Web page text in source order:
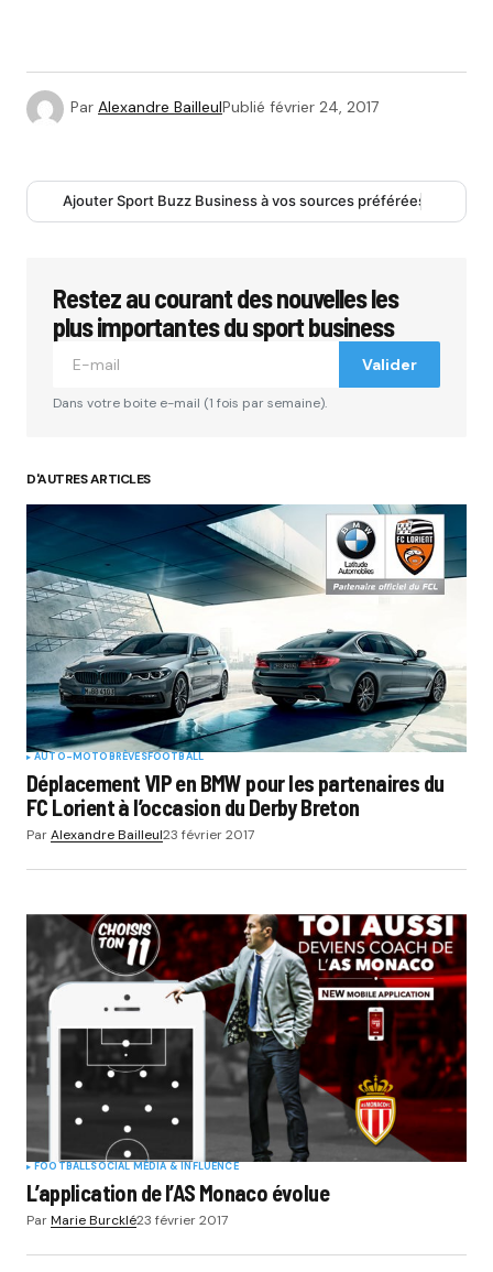
Par Alexandre BailleulPublié février 24, 2017
Ajouter Sport Buzz Business à vos sources préférées
Restez au courant des nouvelles les
plus importantes du sport business
Valider
Dans votre boite e-mail (1 fois par semaine).
D'AUTRES ARTICLES
AUTO-MOTOBRÈVESFOOTBALL
Déplacement VIP en BMW pour les partenaires du
FC Lorient à l’occasion du Derby Breton
ParAlexandre Bailleul23 février 2017
FOOTBALLSOCIAL MÉDIA & INFLUENCE
L’application de l’AS Monaco évolue
ParMarie Burcklé23 février 2017